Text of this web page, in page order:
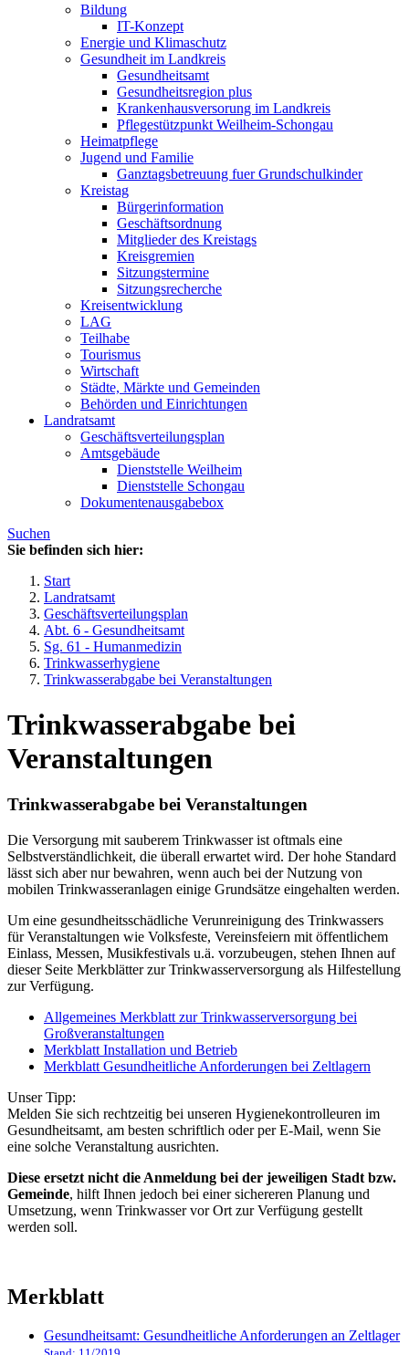
Bildung
IT-Konzept
Energie und Klimaschutz
Gesundheit im Landkreis
Gesundheitsamt
Gesundheitsregion plus
Krankenhausversorung im Landkreis
Pflegestützpunkt Weilheim-Schongau
Heimatpflege
Jugend und Familie
Ganztagsbetreuung fuer Grundschulkinder
Kreistag
Bürgerinformation
Geschäftsordnung
Mitglieder des Kreistags
Kreisgremien
Sitzungstermine
Sitzungsrecherche
Kreisentwicklung
LAG
Teilhabe
Tourismus
Wirtschaft
Städte, Märkte und Gemeinden
Behörden und Einrichtungen
Landratsamt
Geschäftsverteilungsplan
Amtsgebäude
Dienststelle Weilheim
Dienststelle Schongau
Dokumentenausgabebox
Suchen
Sie befinden sich hier:
Start
Landratsamt
Geschäftsverteilungsplan
Abt. 6 - Gesundheitsamt
Sg. 61 - Humanmedizin
Trinkwasserhygiene
Trinkwasserabgabe bei Veranstaltungen
Trinkwasserabgabe bei
Veranstaltungen
Trinkwasserabgabe bei Veranstaltungen
Die Versorgung mit sauberem Trinkwasser ist oftmals eine
Selbstverständlichkeit, die überall erwartet wird. Der hohe Standard
lässt sich aber nur bewahren, wenn auch bei der Nutzung von
mobilen Trinkwasseranlagen einige Grundsätze eingehalten werden.
Um eine gesundheitsschädliche Verunreinigung des Trinkwassers
für Veranstaltungen wie Volksfeste, Vereinsfeiern mit öffentlichem
Einlass, Messen, Musikfestivals u.ä. vorzubeugen, stehen Ihnen auf
dieser Seite Merkblätter zur Trinkwasserversorgung als Hilfestellung
zur Verfügung.
Allgemeines Merkblatt zur Trinkwasserversorgung bei
Großveranstaltungen
Merkblatt Installation und Betrieb
Merkblatt Gesundheitliche Anforderungen bei Zeltlagern
Unser Tipp:
Melden Sie sich rechtzeitig bei unseren Hygienekontrolleuren im
Gesundheitsamt, am besten schriftlich oder per E-Mail, wenn Sie
eine solche Veranstaltung ausrichten.
Diese ersetzt nicht die Anmeldung bei der jeweiligen Stadt bzw.
Gemeinde, hilft Ihnen jedoch bei einer sichereren Planung und
Umsetzung, wenn Trinkwasser vor Ort zur Verfügung gestellt
werden soll.
Merkblatt
Gesundheitsamt: Gesundheitliche Anforderungen an Zeltlager